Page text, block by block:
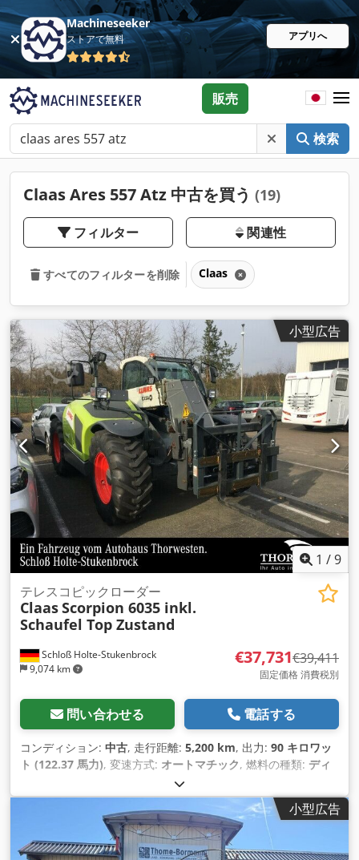
Machineseeker
ストアで無料 アプリへ
検索
販売
Claas Ares 557 Atz 中古を買う (19)
フィルター 関連性
すべてのフィルターを削除 Claas
小型広告
1 /9
Schloß Holte-Stukenbrock
9,074 km
テレスコピックローダー
ClaasScorpion 6035 inkl.
Schaufel Top Zustand
€37,731€39,411
固定価格 消費税別
問い合わせる 電話する
コンディション: 中古, 走行距離: 5,200 km, 出力: 90 キロワッ
ト (122.37 馬力), 変速方式: オートマチック, 燃料の種類: ディ
8,500 kg（キログラム）
kg（キログラム）, 最大積載重量:2,900 kg（キログラム）, 揚
6,150,000 mm, 座席数:1, 初回登録:01/2016, 稼働時間:
46,800 mm, 運転席:その他, ホイールベース:
2,850 mm,
小型広告